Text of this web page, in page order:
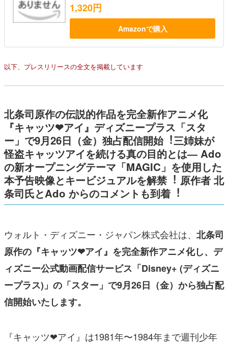
1,320円
Amazonで購入
以下、プレスリリースの全文を掲載しています
北条司原作の伝説的作品を完全新作アニメ化
『キャッツ❤アイ』ディズニープラス「スタ
ー」で9⽉26⽇（⾦）独占配信開始︕三姉妹が
怪盗キャッツアイを続ける真の⽬的とは― Ado
の新オープニングテーマ「MAGIC」を使⽤した
本予告映像とキービジュアルを解禁︕ 原作者 北
条司⽒とAdo からのコメントも到着︕
ウォルト・ディズニー・ジャパン株式会社は、 北条司
原作の『キャッツ❤アイ』を完全新作アニメ化し、デ
ィズニー公式動画配信サービス「Disney+ (ディズニ
ープラス)」の「スター」で9⽉26⽇（⾦）から独占配
信開始いたします。
『キャッツ❤アイ』は1981年〜1984年まで週刊少年